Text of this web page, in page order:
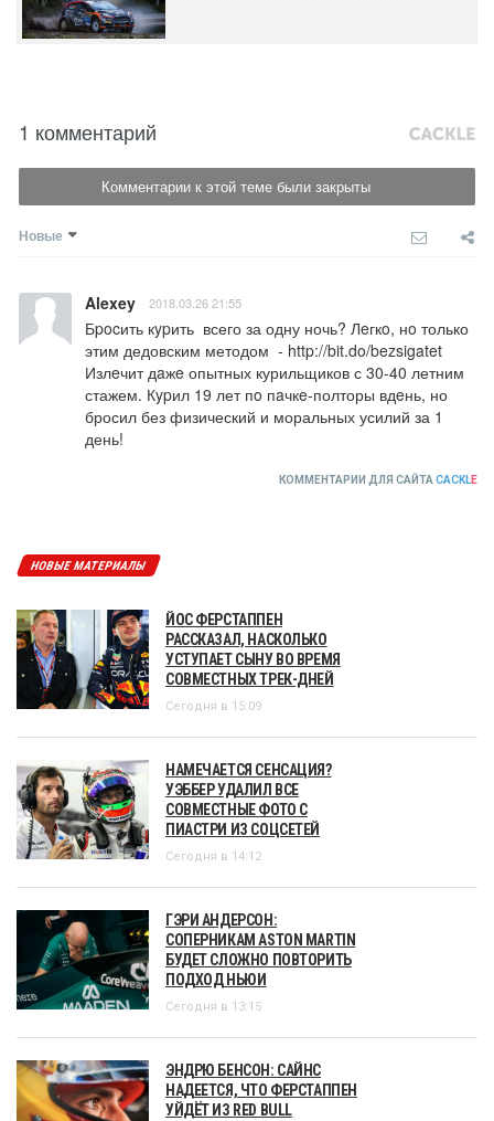
1 комментарий
Комментарии к этой теме были закрыты
Новые
Alexey 2018.03.26 21:55
Бpocить кypить  всего за одну ночь? Лeгкo, нo только
этим дедовским методом  - http://bit.do/bezsigatet
Излeчит дaжe опытных курильщиков с 30-40 летним
стажем. Кypил 19 лет пo пaчкe-полторы вдeнь, но
бросил без физический и моральных усилий за 1
день!
КОММЕНТАРИИ ДЛЯ САЙТАCACKLE
НОВЫЕ МАТЕРИАЛЫ
ЙОС ФЕРСТАППЕН
РАССКАЗАЛ, НАСКОЛЬКО
УСТУПАЕТ СЫНУ ВО ВРЕМЯ
СОВМЕСТНЫХ ТРЕК-ДНЕЙ
Сегодня в 15:09
НАМЕЧАЕТСЯ СЕНСАЦИЯ?
УЭББЕР УДАЛИЛ ВСЕ
СОВМЕСТНЫЕ ФОТО С
ПИАСТРИ ИЗ СОЦСЕТЕЙ
Сегодня в 14:12
ГЭРИ АНДЕРСОН:
СОПЕРНИКАМ ASTON MARTIN
БУДЕТ СЛОЖНО ПОВТОРИТЬ
ПОДХОД НЬЮИ
Сегодня в 13:15
ЭНДРЮ БЕНСОН: САЙНС
НАДЕЕТСЯ, ЧТО ФЕРСТАППЕН
УЙДЁТ ИЗ RED BULL